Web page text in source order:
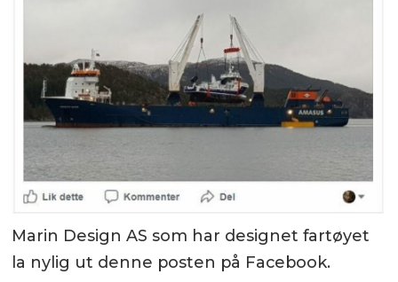
Marin Design AS som har designet fartøyet
la nylig ut denne posten på Facebook.